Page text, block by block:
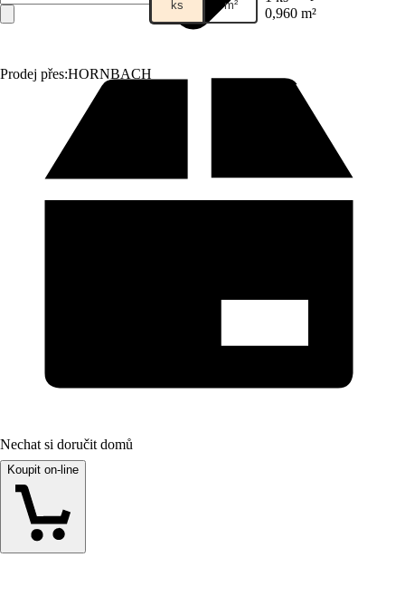
Prodej přes:HORNBACH
ks m²
0,960 m²
Nechat si doručit domů
Koupit on-line